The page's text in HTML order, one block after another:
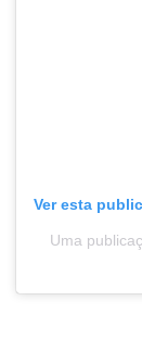
Ver esta
Uma